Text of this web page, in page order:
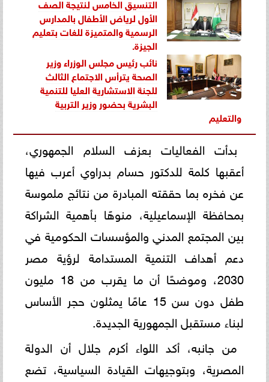
التنسيق الخامس لنتيجة الصف
الأول لرياض الأطفال بالمدارس
الرسمية والمتميزة للغات بتعليم
الجيزة.
نائب رئيس مجلس الوزراء وزير
الصحة يترأس الاجتماع الثالث
للجنة الاستشارية العليا للتنمية
البشرية بحضور وزير التربية
والتعليم
بدأت الفعاليات بعزف السلام الجمهوري،
أعقبها كلمة للدكتور حسام بدراوي أعرب فيها
عن فخره بما حققته المبادرة من نتائج ملموسة
بمحافظة الإسماعيلية، منوهًا بأهمية الشراكة
بين المجتمع المدني والمؤسسات الحكومية في
دعم أهداف التنمية المستدامة لرؤية مصر
2030، وموضحًا أن ما يقرب من 18 مليون
طفل دون سن 15 عامًا يمثلون حجر الأساس
لبناء مستقبل الجمهورية الجديدة.
من جانبه، أكد اللواء أكرم جلال أن الدولة
المصرية، وبتوجيهات القيادة السياسية، تضع